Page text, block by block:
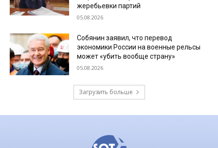
жеребьевки партий
05.08.2026
Собянин заявил, что перевод
экономики России на военные рельсы
может «убить вообще страну»
05.08.2026
Загрузить больше